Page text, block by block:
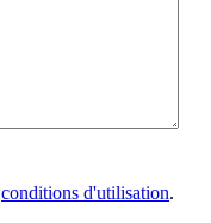
conditions d'utilisation.